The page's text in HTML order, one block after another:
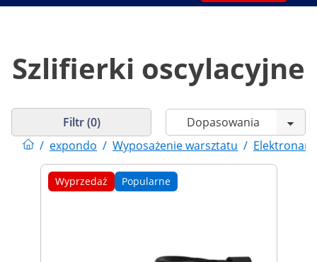
Szlifierki oscylacyjne
/ expondo / Wyposażenie warsztatu /
Filtr (0)
Wyprzedaż Popularne